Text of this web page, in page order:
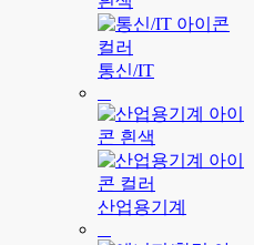
통신/IT
산업용기계